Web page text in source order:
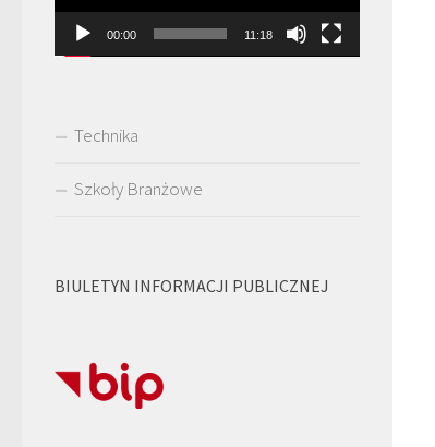
00:00 11:18
Technika
Szkoły Branżowe
BIULETYN INFORMACJI PUBLICZNEJ